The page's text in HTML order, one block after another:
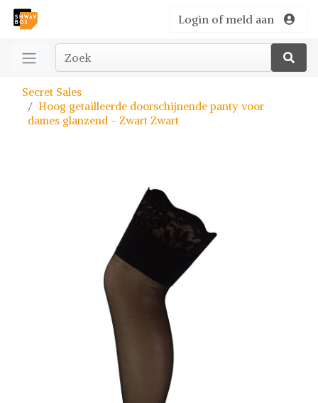
Login of meld aan
Secret Sales
Hoog getailleerde doorschijnende panty voor
dames glanzend - Zwart Zwart